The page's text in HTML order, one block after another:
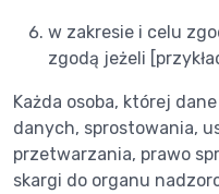
w zakresie i celu
zgodą jeżeli
Każda osoba, której
danych, sprostowania,
przetwarzania, prawo
skargi do organu